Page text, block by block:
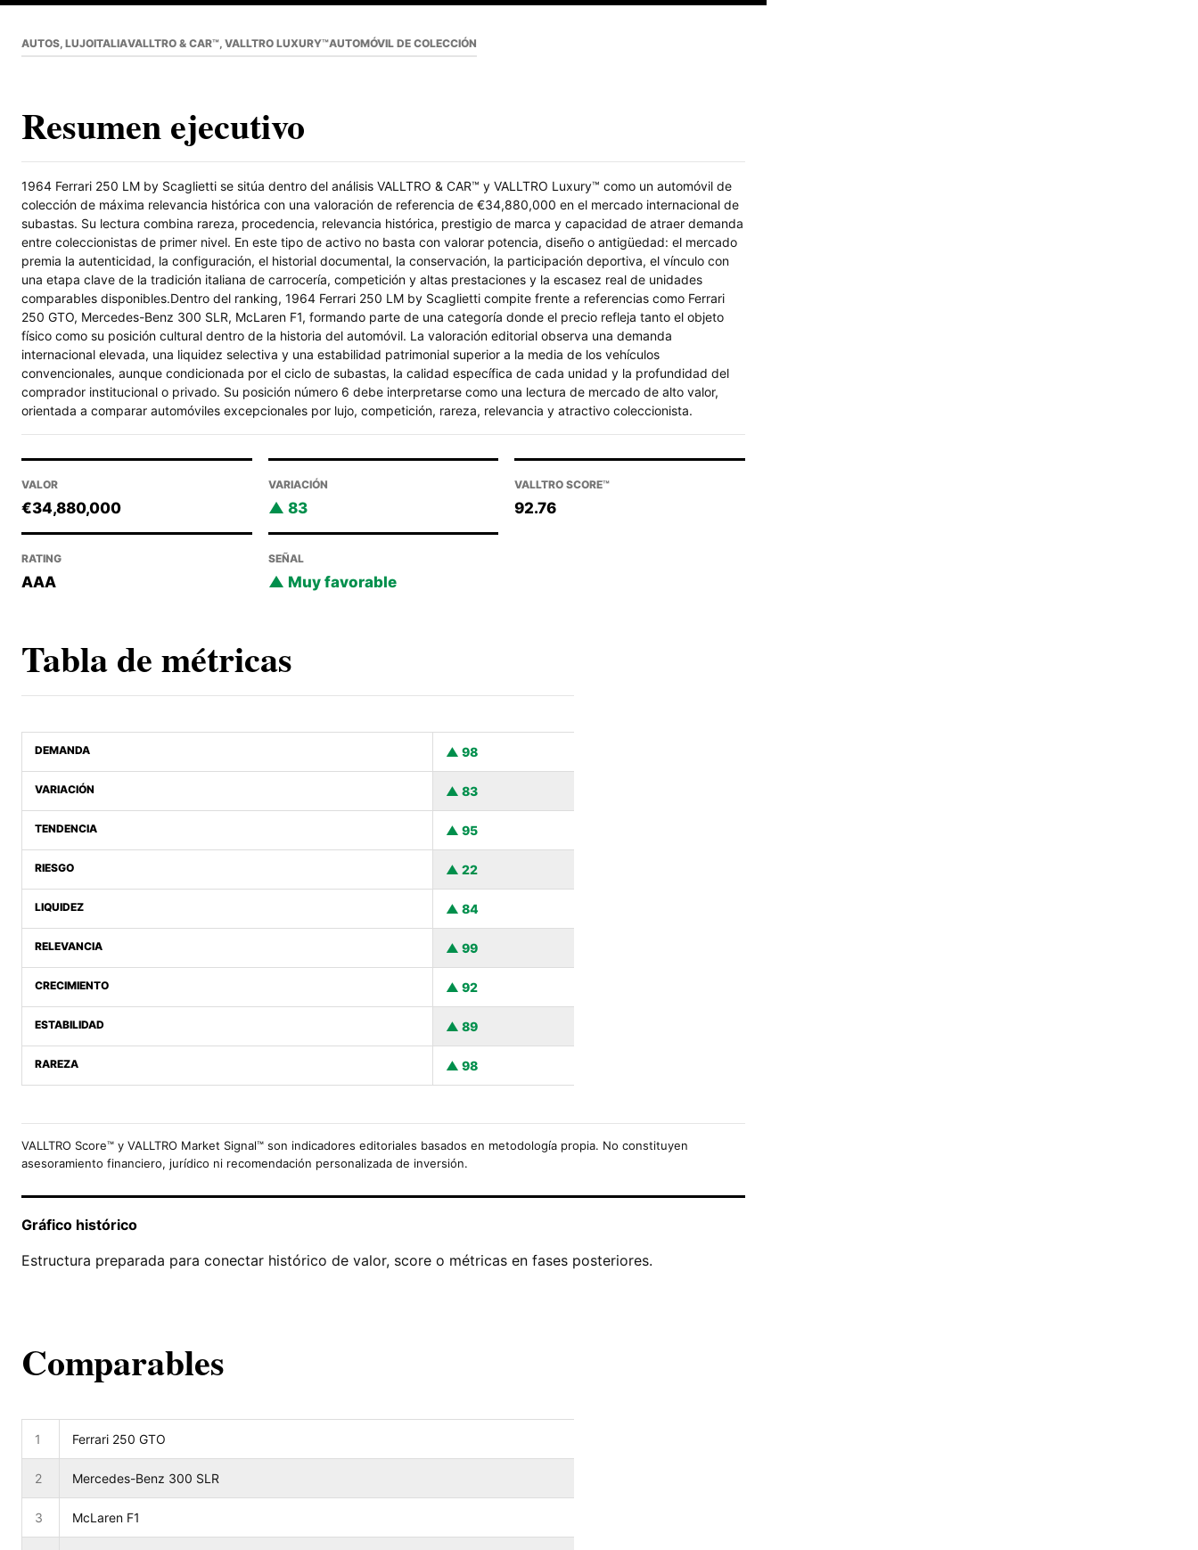
AUTOS, LUJOITALIAVALLTRO & CAR™, VALLTRO LUXURY™AUTOMÓVIL DE COLECCIÓN
Resumen ejecutivo
1964 Ferrari 250 LM by Scaglietti se sitúa dentro del análisis VALLTRO & CAR™ y VALLTRO Luxury™ como un automóvil de
colección de máxima relevancia histórica con una valoración de referencia de €34,880,000 en el mercado internacional de
subastas. Su lectura combina rareza, procedencia, relevancia histórica, prestigio de marca y capacidad de atraer demanda
entre coleccionistas de primer nivel. En este tipo de activo no basta con valorar potencia, diseño o antigüedad: el mercado
premia la autenticidad, la configuración, el historial documental, la conservación, la participación deportiva, el vínculo con
una etapa clave de la tradición italiana de carrocería, competición y altas prestaciones y la escasez real de unidades
comparables disponibles.Dentro del ranking, 1964 Ferrari 250 LM by Scaglietti compite frente a referencias como Ferrari
250 GTO, Mercedes-Benz 300 SLR, McLaren F1, formando parte de una categoría donde el precio refleja tanto el objeto
físico como su posición cultural dentro de la historia del automóvil. La valoración editorial observa una demanda
internacional elevada, una liquidez selectiva y una estabilidad patrimonial superior a la media de los vehículos
convencionales, aunque condicionada por el ciclo de subastas, la calidad específica de cada unidad y la profundidad del
comprador institucional o privado. Su posición número 6 debe interpretarse como una lectura de mercado de alto valor,
orientada a comparar automóviles excepcionales por lujo, competición, rareza, relevancia y atractivo coleccionista.
VALOR
€34,880,000
VARIACIÓN
83
VALLTRO SCORE™
92.76
RATING
AAA
SEÑAL
Muy favorable
Tabla de métricas
DEMANDA 98
VARIACIÓN 83
TENDENCIA 95
RIESGO 22
LIQUIDEZ 84
RELEVANCIA 99
CRECIMIENTO 92
ESTABILIDAD 89
RAREZA 98
VALLTRO Score™ y VALLTRO Market Signal™ son indicadores editoriales basados en metodología propia. No constituyen
asesoramiento financiero, jurídico ni recomendación personalizada de inversión.
Gráfico histórico
Estructura preparada para conectar histórico de valor, score o métricas en fases posteriores.
Comparables
1 Ferrari 250 GTO
2 Mercedes-Benz 300 SLR
3 McLaren F1